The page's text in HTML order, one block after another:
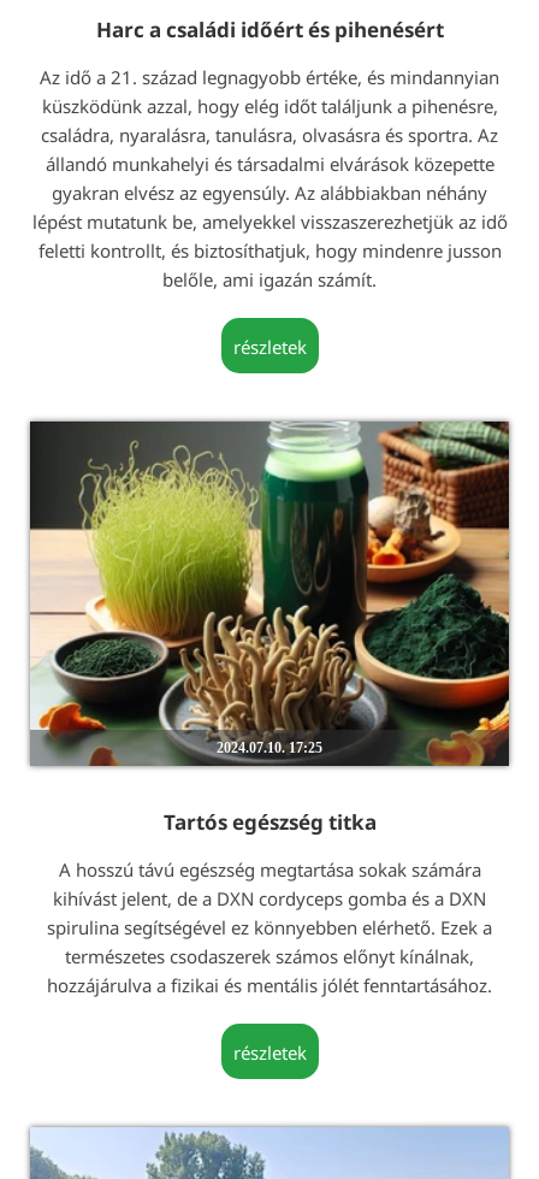
Harc a családi időért és pihenésért
Az idő a 21. század legnagyobb értéke, és mindannyian
küszködünk azzal, hogy elég időt találjunk a pihenésre,
családra, nyaralásra, tanulásra, olvasásra és sportra. Az
állandó munkahelyi és társadalmi elvárások közepette
gyakran elvész az egyensúly. Az alábbiakban néhány
lépést mutatunk be, amelyekkel visszaszerezhetjük az idő
feletti kontrollt, és biztosíthatjuk, hogy mindenre jusson
belőle, ami igazán számít.
részletek
2024.07.10. 17:25
Tartós egészség titka
A hosszú távú egészség megtartása sokak számára
kihívást jelent, de a DXN cordyceps gomba és a DXN
spirulina segítségével ez könnyebben elérhető. Ezek a
természetes csodaszerek számos előnyt kínálnak,
hozzájárulva a fizikai és mentális jólét fenntartásához.
részletek